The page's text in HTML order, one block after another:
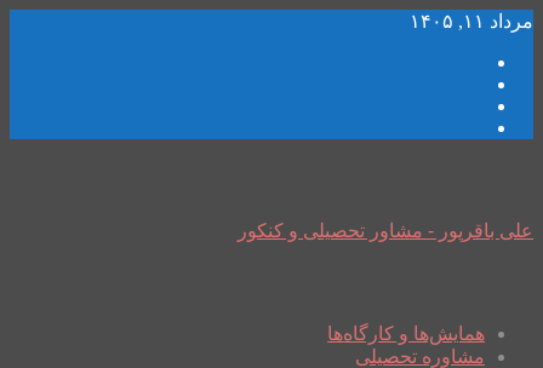
مرداد ۱۱, ۱۴۰۵
علی باقرپور - مشاور تحصیلی و کنکور
همایش‌ها و کارگاه‌ها
مشاوره تحصیلی